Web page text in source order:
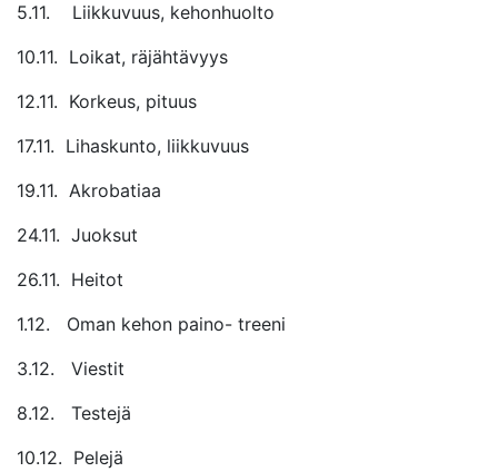
5.11. Liikkuvuus, kehonhuolto
10.11. Loikat, räjähtävyys
12.11. Korkeus, pituus
17.11. Lihaskunto, liikkuvuus
19.11. Akrobatiaa
24.11. Juoksut
26.11. Heitot
1.12. Oman kehon paino- treeni
3.12. Viestit
8.12. Testejä
10.12. Pelejä